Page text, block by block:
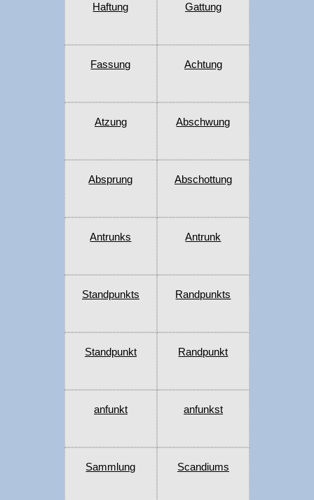
Haftung Gattung
Fassung Achtung
Atzung Abschwung
Absprung Abschottung
Antrunks Antrunk
Standpunkts Randpunkts
Standpunkt Randpunkt
anfunkt anfunkst
Sammlung Scandiums